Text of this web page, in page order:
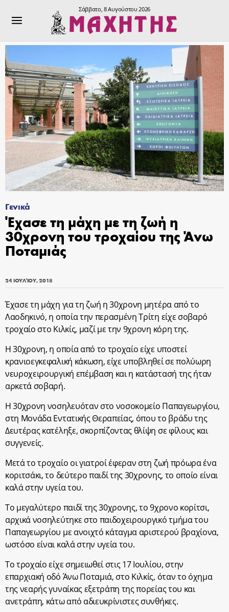
Σάββατο, 8 Αυγούστου 2026
Γενικά
Έχασε τη μάχη με τη ζωή η
30χρονη του τροχαίου της Άνω
Ποταμιάς
24 ΙΟΥΛΊΟΥ, 2018
Έχασε τη μάχη για τη ζωή η 30χρονη μητέρα από το
Λαοδηκινό, η οποία την περασμένη Τρίτη είχε σοβαρό
τροχαίο στο Κιλκίς, μαζί με την 9χρονη κόρη της.
Η 30χρονη, η οποία από το τροχαίο είχε υποστεί
κρανιοεγκεφαλική κάκωση, είχε υποβληθεί σε πολύωρη
νευροχειρουργική επέμβαση και η κατάστασή της ήταν
αρκετά σοβαρή.
Η 30χρονη νοσηλευόταν στο νοσοκομείο Παπαγεωργίου,
στη Μονάδα Εντατικής Θεραπείας, όπου το βράδυ της
Δευτέρας κατέληξε, σκορπίζοντας θλίψη σε φίλους και
συγγενείς.
Μετά το τροχαίο οι γιατροί έφεραν στη ζωή πρόωρα ένα
κοριτσάκι, το δεύτερο παιδί της 30χρονης, το οποίο είναι
καλά στην υγεία του.
Το μεγαλύτερο παιδί της 30χρονης, το 9χρονο κορίτσι,
αρχικά νοσηλεύτηκε στο παιδοχειρουργικό τμήμα του
Παπαγεωργίου με ανοιχτό κάταγμα αριστερού βραχίονα,
ωστόσο είναι καλά στην υγεία του.
Το τροχαίο είχε σημειωθεί στις 17 Ιουλίου, στην
επαρχιακή οδό Άνω Ποταμιά, στο Κιλκίς, όταν το όχημα
της νεαρής γυναίκας εξετράπη της πορείας του και
ανετράπη, κάτω από αδιευκρίνιστες συνθήκες.